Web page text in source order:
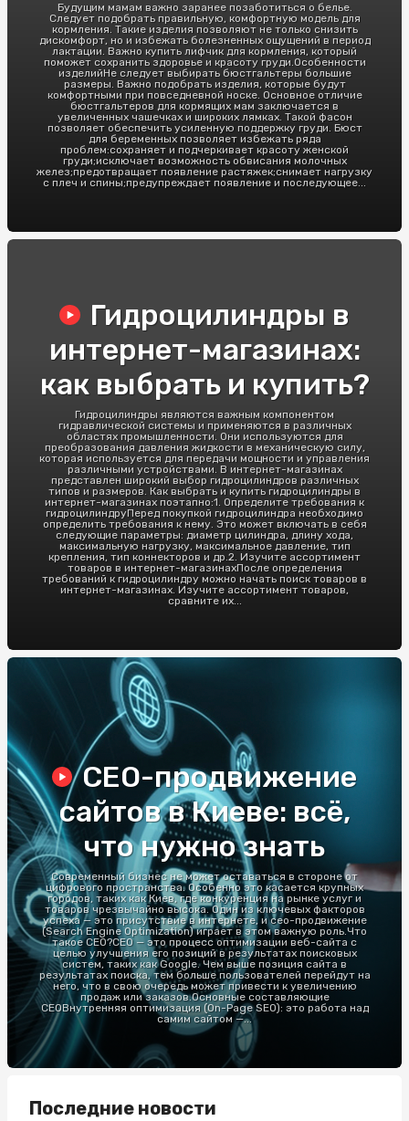
Будущим мамам важно заранее позаботиться о белье.
Следует подобрать правильную, комфортную модель для
кормления. Такие изделия позволяют не только снизить
дискомфорт, но и избежать болезненных ощущений в период
лактации. Важно купить лифчик для кормления, который
поможет сохранить здоровье и красоту груди.Особенности
изделийНе следует выбирать бюстгальтеры большие
размеры. Важно подобрать изделия, которые будут
комфортными при повседневной носке. Основное отличие
бюстгальтеров для кормящих мам заключается в
увеличенных чашечках и широких лямках. Такой фасон
позволяет обеспечить усиленную поддержку груди. Бюст
для беременных позволяет избежать ряда
проблем:сохраняет и подчеркивает красоту женской
груди;исключает возможность обвисания молочных
желез;предотвращает появление растяжек;снимает нагрузку
с плеч и спины;предупреждает появление и последующее...
Гидроцилиндры в
интернет-магазинах:
как выбрать и купить?
Гидроцилиндры являются важным компонентом
гидравлической системы и применяются в различных
областях промышленности. Они используются для
преобразования давления жидкости в механическую силу,
которая используется для передачи мощности и управления
различными устройствами. В интернет-магазинах
представлен широкий выбор гидроцилиндров различных
типов и размеров. Как выбрать и купить гидроцилиндры в
интернет-магазинах поэтапно:1. Определите требования к
гидроцилиндруПеред покупкой гидроцилиндра необходимо
определить требования к нему. Это может включать в себя
следующие параметры: диаметр цилиндра, длину хода,
максимальную нагрузку, максимальное давление, тип
крепления, тип коннекторов и др.2. Изучите ассортимент
товаров в интернет-магазинахПосле определения
требований к гидроцилиндру можно начать поиск товаров в
интернет-магазинах. Изучите ассортимент товаров,
сравните их...
СЕО-продвижение
сайтов в Киеве: всё,
что нужно знать
Современный бизнес не может оставаться в стороне от
цифрового пространства. Особенно это касается крупных
городов, таких как Киев, где конкуренция на рынке услуг и
товаров чрезвычайно высока. Один из ключевых факторов
успеха — это присутствие в интернете, и сео-продвижение
(Search Engine Optimization) играет в этом важную роль.Что
такое СЕО?СЕО — это процесс оптимизации веб-сайта с
целью улучшения его позиций в результатах поисковых
систем, таких как Google. Чем выше позиция сайта в
результатах поиска, тем больше пользователей перейдут на
него, что в свою очередь может привести к увеличению
продаж или заказов.Основные составляющие
СЕОВнутренняя оптимизация (On-Page SEO): это работа над
самим сайтом —...
Последние новости